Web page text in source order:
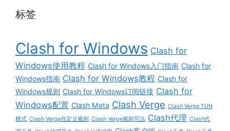
标签
Clash for Windows Clash for
Windows使用教程 Clash for Windows入门指南 Clash for
Windows指南 Clash for Windows教程 Clash for
Windows规则 Clash for Windows订阅链接 Clash for
Windows配置 Clash Meta Clash Verge Clash Verge TUN
模式 Clash Verge自定义规则 Clash Verge规则写法 Clash代理 Clash代